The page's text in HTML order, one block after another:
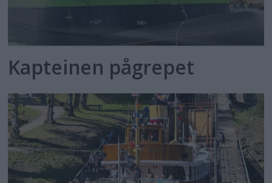
Kapteinen pågrepet